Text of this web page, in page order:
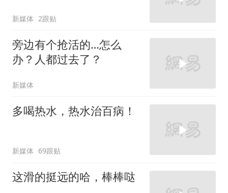
新媒体 2跟贴
旁边有个抢活的…怎么
办？人都过去了？
新媒体
多喝热水，热水治百病！
新媒体 69跟贴
这滑的挺远的哈，棒棒哒